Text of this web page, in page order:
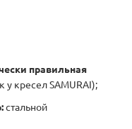
правильная
у кресел SAMURAI);
стальной